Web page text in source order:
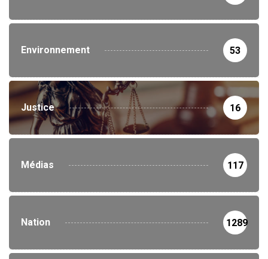
Environnement 53
Justice 16
Médias 117
Nation 1289